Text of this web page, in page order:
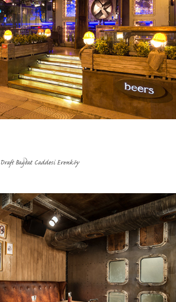
Draft Bağdat Caddesi Erenköy